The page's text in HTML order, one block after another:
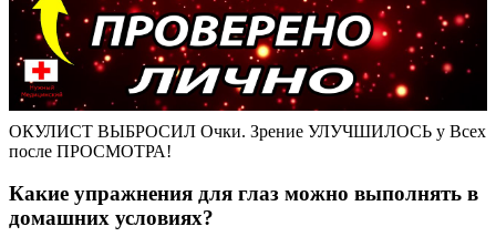
ОКУЛИСТ ВЫБРОСИЛ Очки. Зрение УЛУЧШИЛОСЬ у Всех
после ПРОСМОТРА!
Какие упражнения для глаз можно выполнять в
домашних условиях?